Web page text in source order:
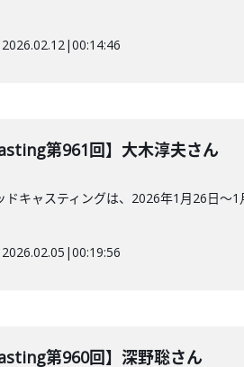
2026.02.12|00:14:46
第961回】大木淳夫さん
ドキャスティングは、2026年1月26日〜
2026.02.05 |00:19:56
第960回】深野聡さん